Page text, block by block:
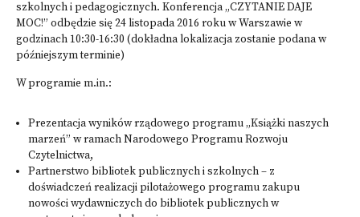
szkolnych i pedagogicznych. Konferencja „CZYTANIE DAJE
MOC!” odbędzie się 24 listopada 2016 roku w Warszawie w
godzinach 10:30-16:30 (dokładna lokalizacja zostanie podana w
późniejszym terminie)
W programie m.in.:
Prezentacja wyników rządowego programu „Książki naszych
marzeń” w ramach Narodowego Programu Rozwoju
Czytelnictwa,
Partnerstwo bibliotek publicznych i szkolnych – z
doświadczeń realizacji pilotażowego programu zakupu
nowości wydawniczych do bibliotek publicznych w